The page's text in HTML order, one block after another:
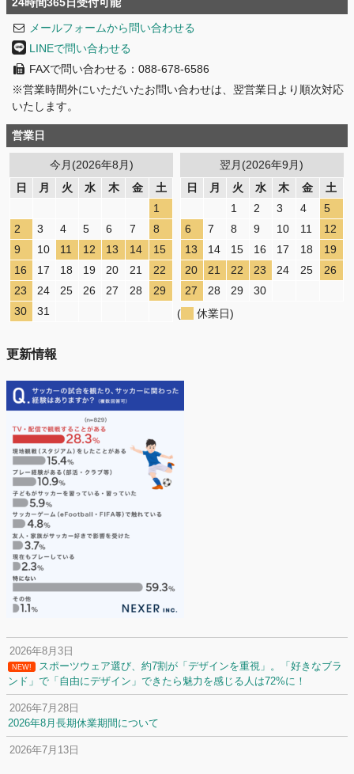
メールフォームから問い合わせる
LINEで問い合わせる
FAXで問い合わせる：088-678-6586
※営業時間外にいただいたお問い合わせは、翌営業日より順次対応
いたします。
営業日
今月(2026年8月)
日
月 火 水 木 金
土
1
2
3 4 5 6 7
8
9
10 11 12 13 14
15
16
17 18 19 20 21
22
23
24 25 26 27 28
29
30
31
翌月(2026年9月)
日
月 火 水 木 金
土
1
2 3 4
5
6
7 8 9 10 11
12
13
14 15 16 17 18
19
20
21 22 23 24 25
26
27
28 29
30
(
休業日)
更新情報
2026年8月3日
NEW!
スポーツウェア選び、約7割が「デザインを重視」。「好きなブラ
ンド」で「自由にデザイン」できたら魅力を感じる人は72%に！
2026年7月28日
2026年8月長期休業期間について
2026年7月13日